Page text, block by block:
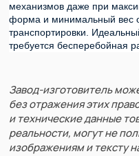
механизмов даже при
форма и минимальный вес
транспортировки.
требуется бесперебойная
Завод-изготовитель
без отражения этих
и технические данные
реальности, могут не
изображениям и тексту